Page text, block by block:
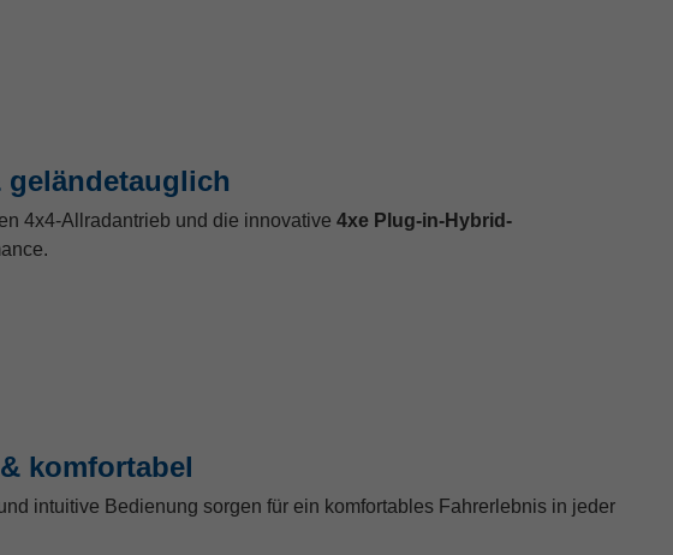
geländetauglich
4x4-Allradantrieb und die innovative 4xe Plug-in-Hybrid-
komfortabel
intuitive Bedienung sorgen für ein komfortables Fahrerlebnis in jeder